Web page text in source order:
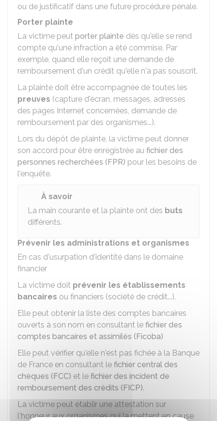
ou de justificatif dans une future procédure pénale.
Porter plainte
La victime peut porter plainte dès qu'elle se rend
compte qu'une infraction a été commise. Par
exemple, quand elle reçoit une demande de
remboursement d'un crédit qu'elle n'a pas souscrit.
La plainte doit être accompagnée de toutes les
preuves (capture d'écran, messages, adresses
des pages Internet concernées, demande de
remboursement par des organismes...).
Lors du dépôt de plainte, la victime peut donner
son accord pour être enregistrée au fichier des
personnes recherchées (FPR) pour les besoins de
l'enquête.
À savoir
La main courante et la plainte ont des buts
différents.
Prévenir les administrations et organismes
En cas d'usurpation d'identité dans le domaine
financier
La victime doit prévenir les établissements
bancaires ou financiers (société de crédit...).
Elle peut obtenir la liste des comptes bancaires
ouverts à son nom en consultant le fichier des
comptes bancaires et assimilés (Ficoba)
Elle peut vérifier qu'elle n'est pas fichée à la Banque
de France en consultant le fichier central des
chèques (FCC) et le fichier des incident de
remboursement des crédits (FICP).
La victime peut établir une attestation sur
l'honneur aux organismes qui la mettent en cause